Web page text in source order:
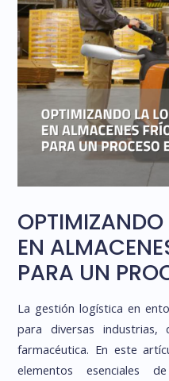
EN
PARA UN
La gestión logística en
para diversas industrias,
farmacéutica. En este
elementos esenciales